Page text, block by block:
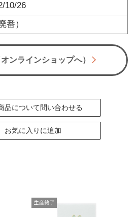
10/26
番）
ンラインショップへ）